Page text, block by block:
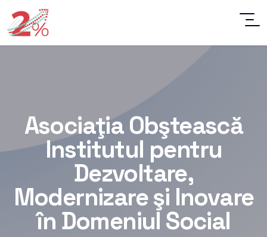
Asociaţia Obştească
Institutul pentru
Dezvoltare,
Modernizare şi Inovare
în Domeniul Social